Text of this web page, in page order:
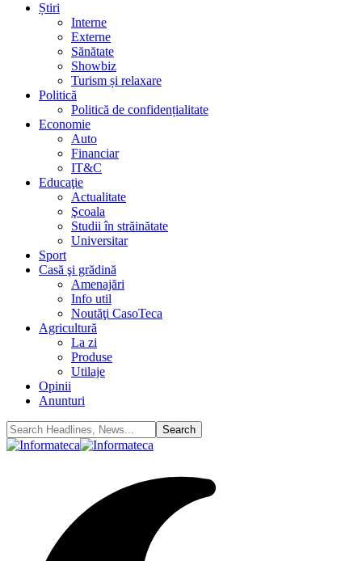
Știri
Interne
Externe
Sănătate
Showbiz
Turism și relaxare
Politică
Politică de confidențialitate
Economie
Auto
Financiar
IT&C
Educaţie
Actualitate
Şcoala
Studii în străinătate
Universitar
Sport
Casă şi grădină
Amenajări
Info util
Noutăţi CasoTeca
Agricultură
La zi
Produse
Utilaje
Opinii
Anunturi